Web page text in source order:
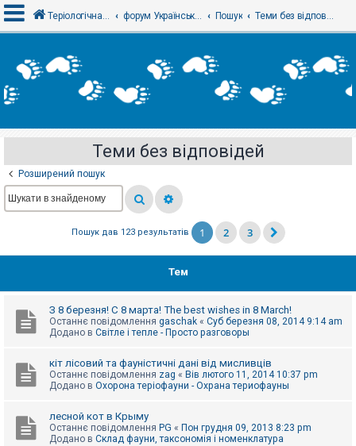
х
і
е
с
т
р
я
е
и
з
Теріологічна школа форум Українського теріологічного товариства Пошук Теми без відповідей
Теми без відповідей
Розширений пошук
Пошук дав 123 результатів 1 2 3
Тем
З 8 березня! С 8 марта! The best wishes in 8 March!
Останнє повідомлення gaschak « Суб березня 08, 2014 9:14 am
Додано в Світле і тепле - Просто разговоры
кіт лісовий та фауністичні дані від мисливців
Останнє повідомлення zag « Вів лютого 11, 2014 10:37 pm
Додано в Охорона теріофауни - Охрана териофауны
лесной кот в Крыму
Останнє повідомлення PG « Пон грудня 09, 2013 8:23 pm
Додано в Склад фауни, таксономія і номенклатура